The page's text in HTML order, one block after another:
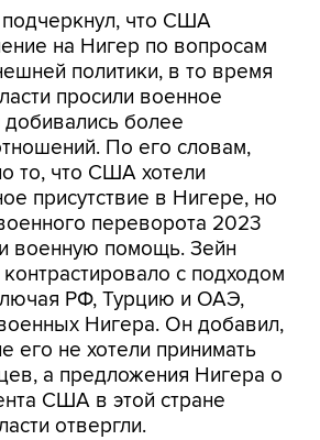
что США
на Нигер по вопросам
политики, в то время
просили военное
более
По его словам,
то, что США хотели
присутствие в Нигере, но
переворота 2023
военную помощь. Зейн
контрастировало с подходом
РФ, Турцию и ОАЭ,
Нигера. Он добавил,
его не хотели принимать
а предложения Нигера о
США в этой стране
отвергли.